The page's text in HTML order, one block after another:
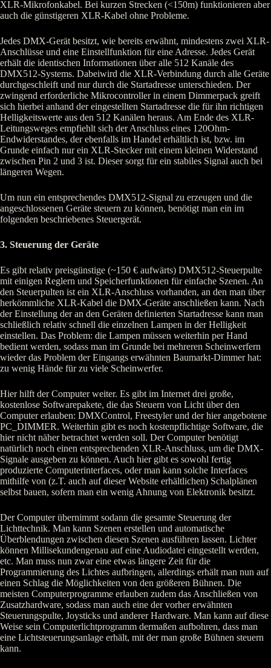
XLR-Mikrofonkabel. Bei kurzen Strecken (<150m) funktionieren aber
auch die günstigeren XLR-Kabel ohne Probleme.
Jedes DMX-Gerät besitzt, wie bereits erwähnt, mindestens zwei XLR-
Anschlüsse und eine Einstellfunktion für eine Adresse. Jedes Gerät
erhält die identischen Informationen über alle 512 Kanäle des
DMX512-Systems. Dabeiwird die XLR-Verbindung durch alle Geräte
durchgeschleift und nur durch die Startadresse unterschieden. Der
zwingend erforderliche Mikrocontroller in einem Dimmerpack greift
sich hierbei anhand der eingestellten Startadresse die für ihn richtigen
Helligkeitswerte aus den 512 Kanälen heraus. Am Ende des XLR-
Leitungsweges empfiehlt sich der Anschluss eines 120Ohm-
Endwiderstandes, der ebenfalls im Handel erhältlich ist, bzw. im
Grunde einfach nur ein XLR-Stecker mit einem kleinen Widerstand
zwischen Pin 2 und 3 ist. Dieser sorgt für ein stabiles Signal auch bei
längeren Wegen.
Um nun ein entsprechendes DMX512-Signal zu erzeugen und die
angeschlossenen Geräte steuern zu können, benötigt man ein im
folgenden beschriebenes Steuergerät.
3. Steuerung der Geräte
Es gibt relativ preisgünstige (~150 € aufwärts) DMX512-Steuerpulte
mit einigen Reglern und Speicherfunktionen für einfache Szenen. An
den Steuerpulten ist ein XLR-Anschluss vorhanden, an den man über
herkömmliche XLR-Kabel die DMX-Geräte anschließen kann. Nach
der Einstellung der an den Geräten definierten Startadresse kann man
schließlich relativ schnell die einzelnen Lampen in der Helligkeit
einstellen. Das Problem: die Lampen müssen weiterhin per Hand
bedient werden, sodass man im Grunde bei mehreren Scheinwerfern
wieder das Problem der Eingangs erwähnten Baumarkt-Dimmer hat:
zu wenig Hände für zu viele Scheinwerfer.
Hier hilft der Computer weiter. Es gibt im Internet drei große,
kostenlose Softwarepakete, die das Steuern von Licht über den
Computer erlauben: DMXControl, Freestyler und der hier angebotene
PC_DIMMER. Weiterhin gibt es noch kostenpflichtige Software, die
hier nicht näher betrachtet werden soll. Der Computer benötigt
natürlich noch einen entsprechenden XLR-Anschluss, um die DMX-
Signale ausgeben zu können. Auch hier gibt es sowohl fertig
produzierte Computerinterfaces, oder man kann solche Interfaces
mithilfe von (z.T. auch auf dieser Website erhältlichen) Schalplänen
selbst bauen, sofern man ein wenig Ahnung von Elektronik besitzt.
Der Computer übernimmt sodann die gesamte Steuerung der
Lichttechnik. Man kann Szenen erstellen und automatische
Überblendungen zwischen diesen Szenen ausführen lassen. Lichter
können Millisekundengenau auf eine Audiodatei eingestellt werden,
etc. Man muss nun zwar eine etwas längere Zeit für die
Programmierung des Lichtes aufbringen, allerdings erhält man nun auf
einen Schlag die Möglichkeiten von den größeren Bühnen. Die
meisten Computerprogramme erlauben zudem das Anschließen von
Zusatzhardware, sodass man auch eine der vorher erwähnten
Steuerungspulte, Joysticks und anderer Hardware. Man kann auf diese
Weise sein Computerlichtprogramm dermaßen aufbohren, dass man
eine Lichtsteuerungsanlage erhält, mit der man große Bühnen steuern
kann.